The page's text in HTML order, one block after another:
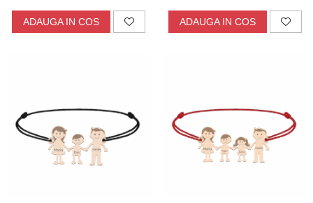
ADAUGA IN COS ADAUGA IN COS